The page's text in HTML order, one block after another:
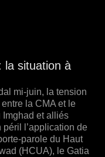
la situation à
mi-juin, la tension
la CMA et le
Imghad et alliés
péril l’application de
parole du Haut
(HCUA), le Gatia